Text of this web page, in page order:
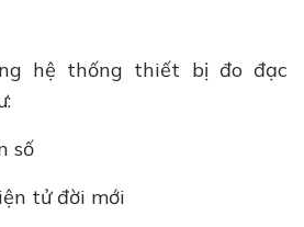
hệ thống thiết bị đo đạc
số
tử đời mới